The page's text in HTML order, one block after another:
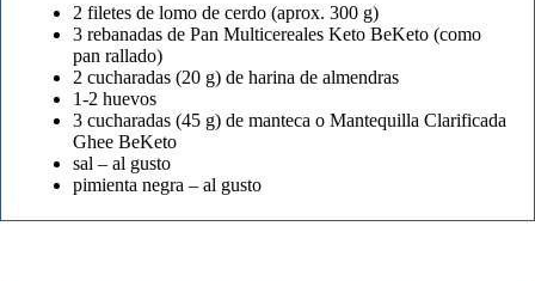
2 filetes de lomo de cerdo (aprox. 300 g)
3 rebanadas de Pan Multicereales Keto BeKeto (como
pan rallado)
2 cucharadas (20 g) de harina de almendras
1-2 huevos
3 cucharadas (45 g) de manteca o Mantequilla Clarificada
Ghee BeKeto
sal – al gusto
pimienta negra – al gusto